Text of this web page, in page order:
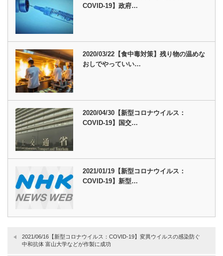
COVID-19】政府…
2020/03/22【食中毒対策】残り物の温めな
おしでやっていい…
2020/04/30【新型コロナウイルス：
COVID-19】国交…
2021/01/19【新型コロナウイルス：
COVID-19】新型…
2021/06/16【新型コロナウイルス：COVID-19】変異ウイルスの感染防ぐ
中和抗体 富山大学などが作製に成功